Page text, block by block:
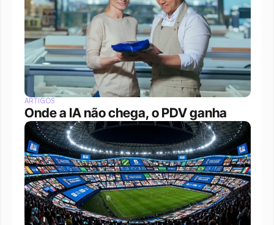
ARTIGOS
Onde a IA não chega, o PDV ganha